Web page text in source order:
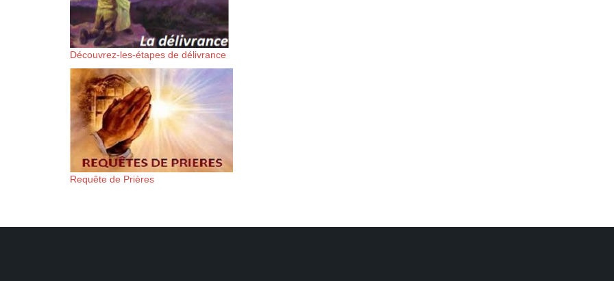
Découvrez-les-étapes de délivrance
Requête de Prières